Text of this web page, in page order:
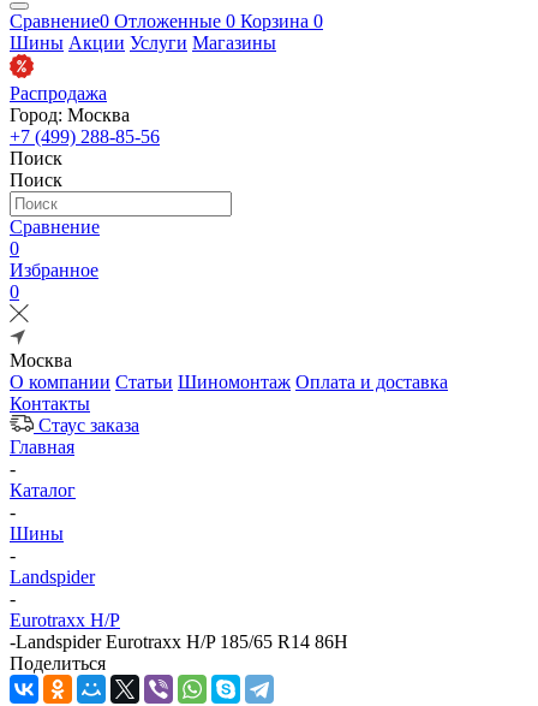
Сравнение0 Отложенные 0 Корзина 0
Шины Акции Услуги Магазины
Распродажа
Город: Москва
+7 (499) 288-85-56
Поиск
Поиск
Сравнение
0
Избранное
0
Москва
О компании Статьи Шиномонтаж Оплата и доставка
Контакты
Стаус заказа
Главная
-
Каталог
-
Шины
-
Landspider
-
Eurotraxx H/P
-Landspider Eurotraxx H/P 185/65 R14 86H
Поделиться